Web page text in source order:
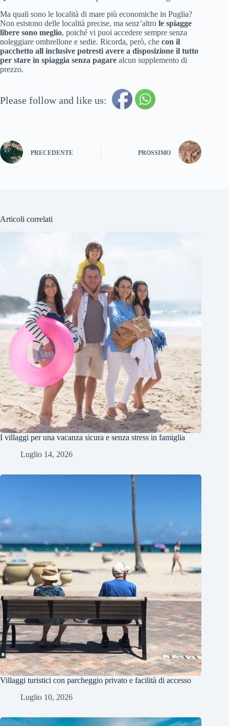
Ma quali sono le località di mare più economiche in Puglia?
Non esistono delle località precise, ma senz’altro le spiagge
libere sono meglio, poiché vi puoi accedere sempre senza
noleggiare ombrellone e sedie. Ricorda, però, che con il
pacchetto all inclusive potresti avere a disposizione il tutto
per stare in spiaggia senza pagare alcun supplemento di
prezzo.
Please follow and like us:
PRECEDENTE PROSSIMO
Articoli correlati
I villaggi per una vacanza sicura e senza stress in famiglia
Luglio 14, 2026
Villaggi turistici con parcheggio privato e facilità di accesso
Luglio 10, 2026